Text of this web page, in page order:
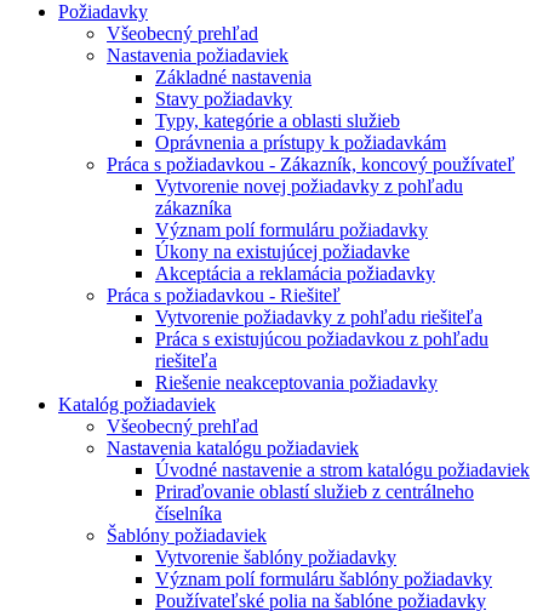
Požiadavky
Všeobecný prehľad
Nastavenia požiadaviek
Základné nastavenia
Stavy požiadavky
Typy, kategórie a oblasti služieb
Oprávnenia a prístupy k požiadavkám
Práca s požiadavkou - Zákazník, koncový používateľ
Vytvorenie novej požiadavky z pohľadu
zákazníka
Význam polí formuláru požiadavky
Úkony na existujúcej požiadavke
Akceptácia a reklamácia požiadavky
Práca s požiadavkou - Riešiteľ
Vytvorenie požiadavky z pohľadu riešiteľa
Práca s existujúcou požiadavkou z pohľadu
riešiteľa
Riešenie neakceptovania požiadavky
Katalóg požiadaviek
Všeobecný prehľad
Nastavenia katalógu požiadaviek
Úvodné nastavenie a strom katalógu požiadaviek
Priraďovanie oblastí služieb z centrálneho
číselníka
Šablóny požiadaviek
Vytvorenie šablóny požiadavky
Význam polí formuláru šablóny požiadavky
Používateľské polia na šablóne požiadavky